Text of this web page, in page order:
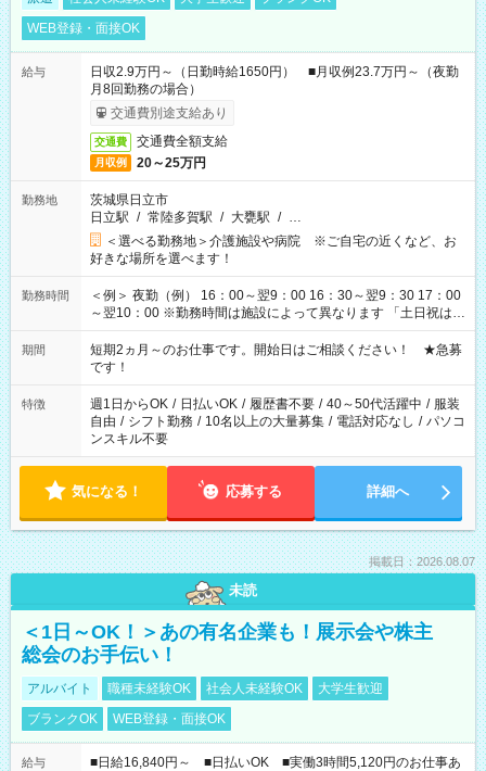
WEB登録・面接OK
給与
日収2.9万円～（日勤時給1650円） ■月収例23.7万円～（夜勤
月8回勤務の場合）
交通費別途支給あり
交通費 交通費全額支給
月収例 20～25万円
勤務地
茨城県日立市
日立駅 / 常陸多賀駅 / 大甕駅 / …
＜選べる勤務地＞介護施設や病院 ※ご自宅の近くなど、お
好きな場所を選べます！
勤務時間
＜例＞ 夜勤（例） 16：00～翌9：00 16：30～翌9：30 17：00
～翌10：00 ※勤務時間は施設によって異なります 「土日祝は休
みたい」 「しっかり稼ぎたい」 「もう少し遅い時間から始めた
い」など ご希望にあったお仕事をご案内いたします。 ※未経験
の方の場合は1～2ヶ月間は日中での仕事を経験いただき、 お
仕事に慣れてからの夜勤になります。 ★家庭の都合でお休みが
必要な場合も遠慮なくご相談ください。
期間
短期2ヵ月～のお仕事です。開始日はご相談ください！ ★急募
です！
特徴 週1日からOK / 日払いOK / 履歴書不要 / 40～50代活躍中 / 服装
自由 / シフト勤務 / 10名以上の大量募集 / 電話対応なし / パソコ
ンスキル不要
気になる！ 応募する 詳細へ
掲載日：2026.08.07
未読
＜1日～OK！＞あの有名企業も！展示会や株主
総会のお手伝い！
アルバイト 職種未経験OK 社会人未経験OK
大学生歓迎
ブランクOK
WEB登録・面接OK
給与
■日給16,840円～ ■日払いOK ■実働3時間5,120円のお仕事あ